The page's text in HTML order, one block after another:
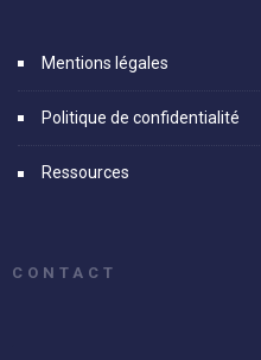
Mentions légales
Politique de confidentialité
Ressources
CONTACT